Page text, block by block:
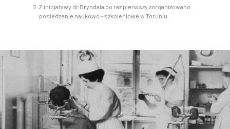
Z inicjatywy dr Bryndala po raz pierwszy zorganizowano
posiedzenie naukowo – szkoleniowe w Toruniu.